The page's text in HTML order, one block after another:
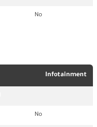
No
Infotainment
No